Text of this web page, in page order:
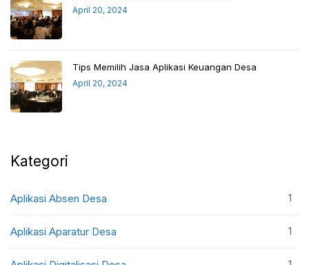
April 20, 2024
Tips Memilih Jasa Aplikasi Keuangan Desa
April 20, 2024
Kategori
Aplikasi Absen Desa 1
Aplikasi Aparatur Desa 1